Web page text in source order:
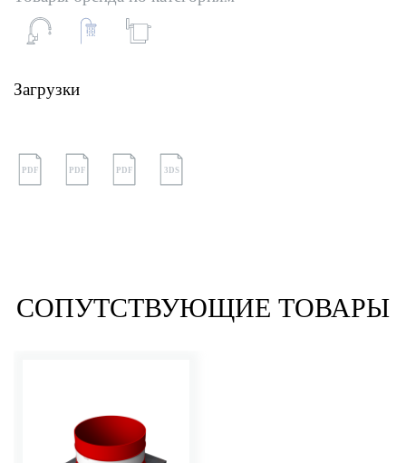
Загрузки
PDF PDF PDF 3DS
СОПУТСТВУЮЩИЕ ТОВАРЫ